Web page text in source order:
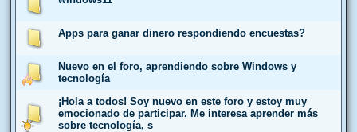
Apps para ganar dinero respondiendo encuestas?
Nuevo en el foro, aprendiendo sobre Windows y
tecnología
¡Hola a todos! Soy nuevo en este foro y estoy muy
emocionado de participar. Me interesa aprender más
sobre tecnología, s